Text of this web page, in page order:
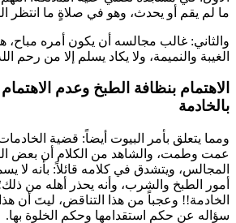
ما لم يقم أو يحدث، وهو في صلاةٍ ما انتظر
والثاني: غالب مجالسه أن يكون أمره مباح،
الغيبة والنميمة، ولا يكاد يسلم إلا من رحم
الاهتمام بنظافة الطبخ وعدم
بالخادمة
ومما يتعلق بأمر البيوت أيضاً: قضية
عمت وطمت، والشاهد من الكلام أن بعض
المجالس، ويتشدق في كلامه قائلاً: بأنه لا
أمور الطبخ والشرب، وأنه يحذر أهله من
الخادمة!! وعجباً من هذا التناقض، ليتَ أن
سؤاله عن حكم استقدامها وحكم الخلوة بها.